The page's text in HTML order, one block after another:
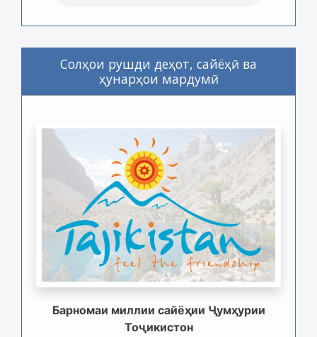
Солҳои рушди деҳот, сайёҳӣ ва
ҳунарҳои мардумӣ
Барномаи миллии сайёҳии Ҷумҳурии
Тоҷикистон